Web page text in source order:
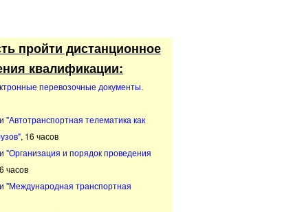
пройти дистанционное
квалификации:
перевозочные документы.
телематика как
, 16 часов
и порядок проведения
часов
"Международная транспортная